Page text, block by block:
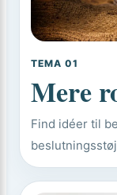
TEMA 01
Mere
Find idéer til